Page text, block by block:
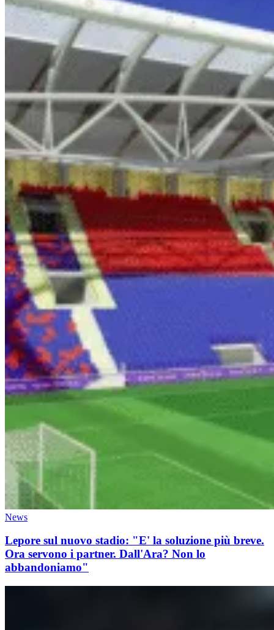
News
Lepore sul nuovo stadio: "E' la soluzione più breve.
Ora servono i partner. Dall'Ara? Non lo
abbandoniamo"